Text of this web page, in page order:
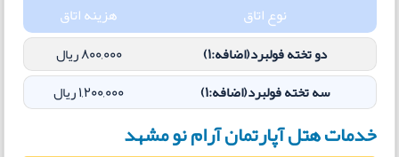
نوع اتاق هزینه اتاق
دو تخته فولبرد(اضافه:1) 800,000ریال
سه تخته فولبرد(اضافه:1)
1,200,000ریال
خدمات هتل آپارتمان آرام نو مشهد